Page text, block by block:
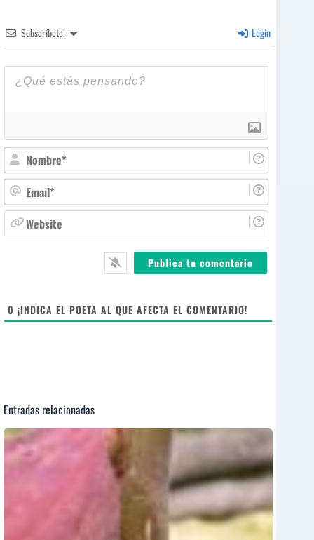
Subscríbete! Login
o
m
b
r
m
ie
0 ¡INDICA EL POETA AL QUE AFECTA EL COMENTARIO!
Entradas relacionadas